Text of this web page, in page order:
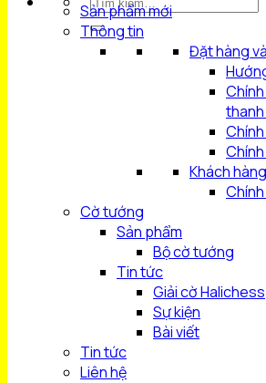
kiếm:
Sản phẩm mới
Thông tin
Đặt hàng
Khách
Cờ tướng
Sản phẩm
Bộ cờ tướng
Tin tức
Giải cờ Halichess
Sự kiện
Bài viết
Tin tức
Liên hệ